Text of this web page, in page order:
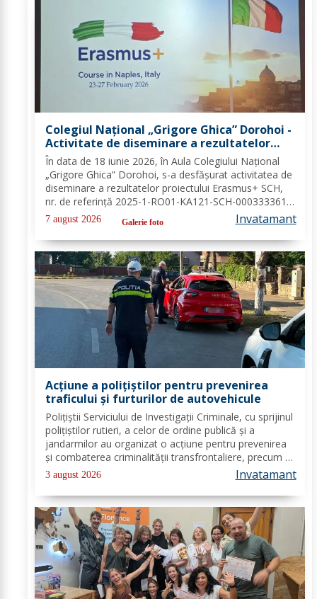
Colegiul Național „Grigore Ghica” Dorohoi -
Activitate de diseminare a rezultatelor
proiectului Erasmus+ SCH, 2025-1-RO01-
KA121-SCH-000333361
În data de 18 iunie 2026, în Aula Colegiului Național
„Grigore Ghica” Dorohoi, s-a desfășurat activitatea de
diseminare a rezultatelor proiectului Erasmus+ SCH,
nr. de referință 2025-1-RO01-KA121-SCH-000333361,
organizată de contabilul-șef, doamna Hrab Cristina, și
secretarul unității, doamna Alexa...
7 august 2026 Galerie foto Invatamant
Acțiune a polițiștilor pentru prevenirea
traficului și furturilor de autovehicule
Polițiștii Serviciului de Investigații Criminale, cu sprijinul
polițiștilor rutieri, a celor de ordine publică și a
jandarmilor au organizat o acțiune pentru prevenirea
și combaterea criminalității transfrontaliere, precum și
pentru combaterea traficului și furturilor de
autovehicule, pe raza...
3 august 2026 Invatamant